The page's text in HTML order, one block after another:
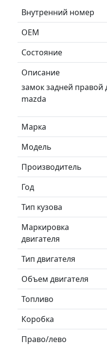
Внутренний номер
ОЕМ
Состояние
Описание
замок задней правой
mazda
Марка
Модель
Производитель
Год
Тип кузова
Маркировка
двигателя
Тип двигателя
Объем двигателя
Топливо
Коробка
Право/лево